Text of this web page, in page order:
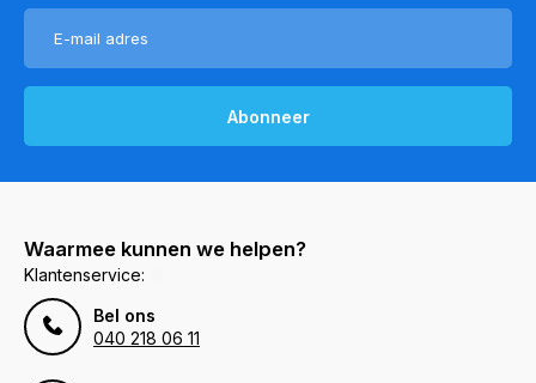
Abonneer
Waarmee kunnen we helpen?
Klantenservice:
Bel ons
040 218 06 11